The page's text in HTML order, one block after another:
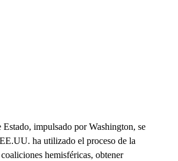
Estado, impulsado por Washington, se
ha utilizado el proceso de la
hemisféricas, obtener